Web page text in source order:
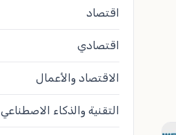
اقتصاد
اقتصادي
الاقتصاد والأعمال
التقنية والذكاء الاصطناعي